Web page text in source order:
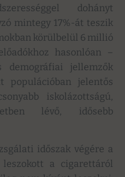
dohányt
mintegy 17%-át teszik
körülbelül 6 millió
hasonlóan –
jellemzők
populációban jelentős
iskolázottságú,
lévő, idősebb
időszak végére a
leszokott a cigarettáról